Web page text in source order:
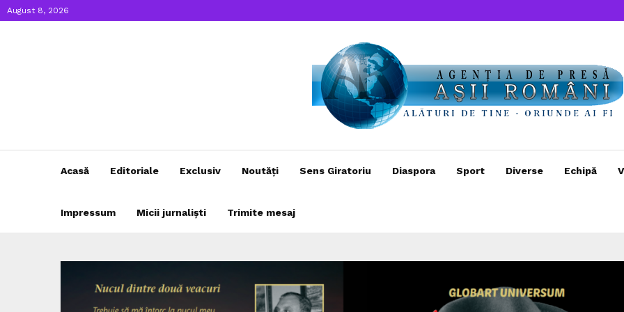
August 8, 2026
Acasă Editoriale Exclusiv Noutăți Sens Giratoriu Diaspora Sport Diverse Echipă
Impressum Micii jurnaliști Trimite mesaj